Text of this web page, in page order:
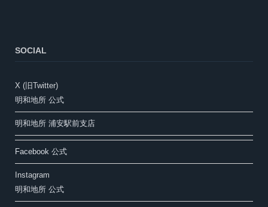
SOCIAL
X (旧Twitter)
明和地所 公式
明和地所 浦安駅前支店
Facebook 公式
Instagram
明和地所 公式